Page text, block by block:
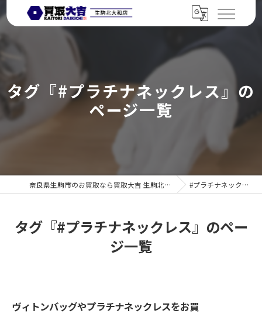
タグ『#プラチナネックレス』の
ページ一覧
奈良県生駒市のお買取なら買取大吉 生駒北大和店 #プラチナネックレス
タグ『#プラチナネックレス』のペー
ジ一覧
ヴィトンバッグやプラチナネックレスをお買